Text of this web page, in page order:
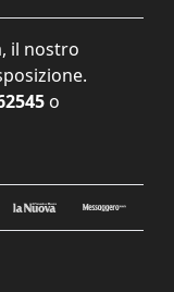
il nostro
o